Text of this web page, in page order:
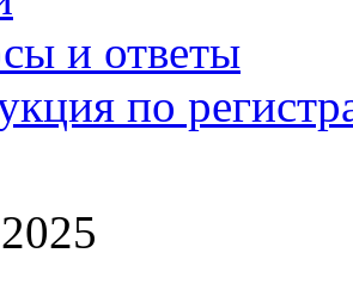
и ответы
по